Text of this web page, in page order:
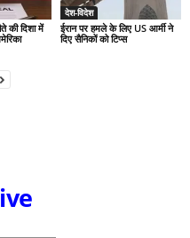
की दिशा में
देश-विदेश
ईरान पर हमले के लिए US आर्मी ने
दिए सैनिकों को टिप्स